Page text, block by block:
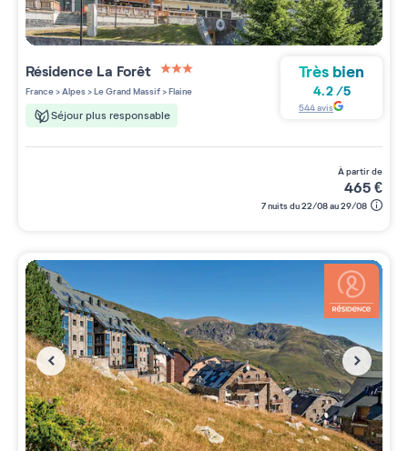
Résidence La Forêt
3 étoiles sur 5
France>Alpes>Le Grand Massif>Flaine
Séjour plus responsable
Très bien
4.2/5
544avis
à partir de
465€
7 nuits du 22/08 au 29/08